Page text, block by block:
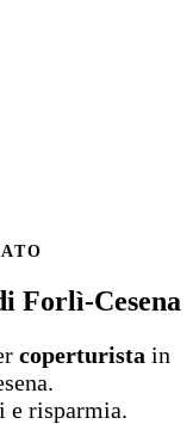
Forlì-Cesena
coperturista in
e risparmia.